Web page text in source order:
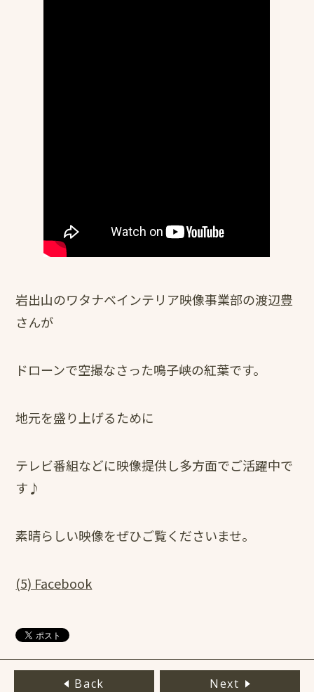
岩出山のワタナベインテリア映像事業部の渡辺豊
さんが
ドローンで空撮なさった鳴子峡の紅葉です。
地元を盛り上げるために
テレビ番組などに映像提供し多方面でご活躍中で
す♪
素晴らしい映像をぜひご覧くださいませ。
(5) Facebook
Back Next